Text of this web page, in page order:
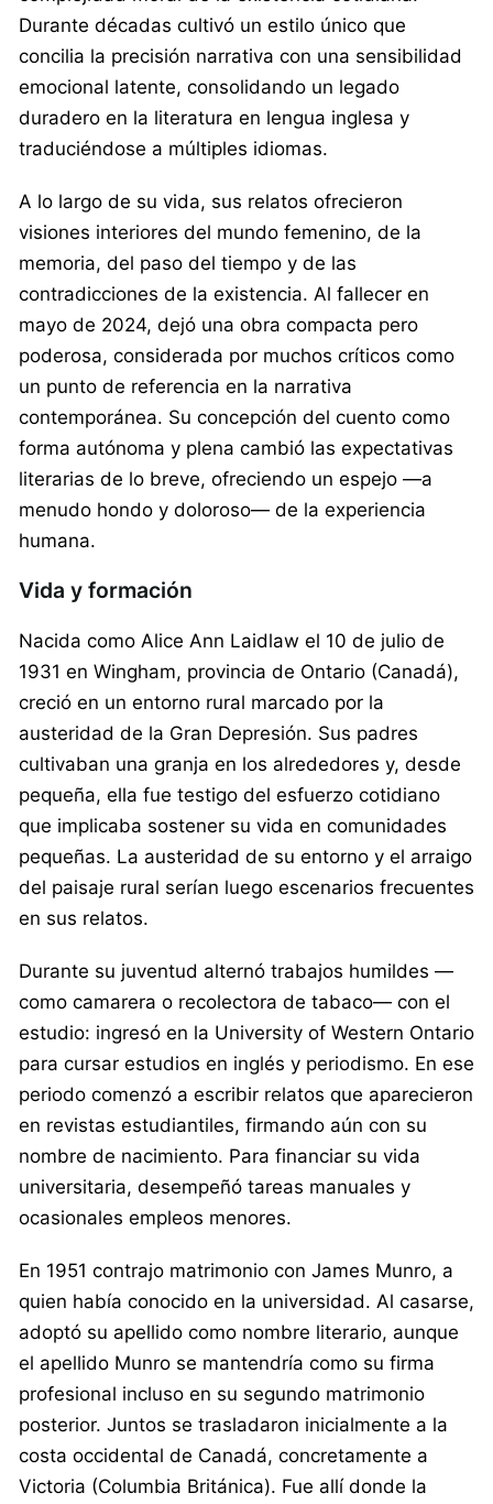
Durante décadas cultivó un estilo único que
concilia la precisión narrativa con una sensibilidad
emocional latente, consolidando un legado
duradero en la literatura en lengua inglesa y
traduciéndose a múltiples idiomas.
A lo largo de su vida, sus relatos ofrecieron
visiones interiores del mundo femenino, de la
memoria, del paso del tiempo y de las
contradicciones de la existencia. Al fallecer en
mayo de 2024, dejó una obra compacta pero
poderosa, considerada por muchos críticos como
un punto de referencia en la narrativa
contemporánea. Su concepción del cuento como
forma autónoma y plena cambió las expectativas
literarias de lo breve, ofreciendo un espejo —a
menudo hondo y doloroso— de la experiencia
humana.
Vida y formación
Nacida como Alice Ann Laidlaw el 10 de julio de
1931 en Wingham, provincia de Ontario (Canadá),
creció en un entorno rural marcado por la
austeridad de la Gran Depresión. Sus padres
cultivaban una granja en los alrededores y, desde
pequeña, ella fue testigo del esfuerzo cotidiano
que implicaba sostener su vida en comunidades
pequeñas. La austeridad de su entorno y el arraigo
del paisaje rural serían luego escenarios frecuentes
en sus relatos.
Durante su juventud alternó trabajos humildes —
como camarera o recolectora de tabaco— con el
estudio: ingresó en la University of Western Ontario
para cursar estudios en inglés y periodismo. En ese
periodo comenzó a escribir relatos que aparecieron
en revistas estudiantiles, firmando aún con su
nombre de nacimiento. Para financiar su vida
universitaria, desempeñó tareas manuales y
ocasionales empleos menores.
En 1951 contrajo matrimonio con James Munro, a
quien había conocido en la universidad. Al casarse,
adoptó su apellido como nombre literario, aunque
el apellido Munro se mantendría como su firma
profesional incluso en su segundo matrimonio
posterior. Juntos se trasladaron inicialmente a la
costa occidental de Canadá, concretamente a
Victoria (Columbia Británica). Fue allí donde la